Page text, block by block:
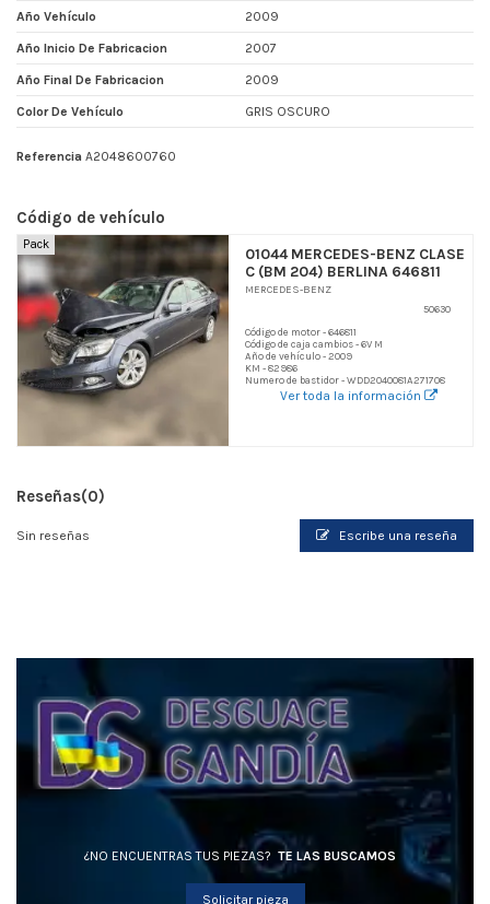
Año Vehículo 2009
Año Inicio De Fabricacion 2007
Año Final De Fabricacion 2009
Color De Vehículo GRIS OSCURO
Referencia A2048600760
Código de vehículo
Pack
01044 MERCEDES-BENZ CLASE
C (BM 204) BERLINA 646811
MERCEDES-BENZ
50630
Código de motor - 646811
Código de caja cambios - 6V M
Año de vehículo - 2009
KM - 82986
Numero de bastidor - WDD2040081A271708
Ver toda la información
Reseñas(0)
Sin reseñas Escribe una reseña
¿NO ENCUENTRAS TUS PIEZAS? TE LAS BUSCAMOS
Solicitar pieza